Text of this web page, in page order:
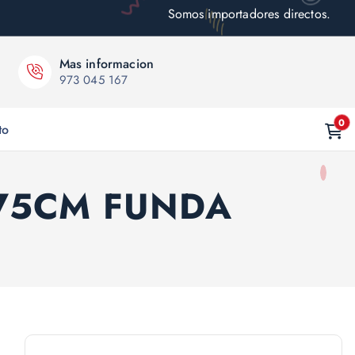
Somos importadores directos.
Mas informacion
973 045 167
0
FUNDA